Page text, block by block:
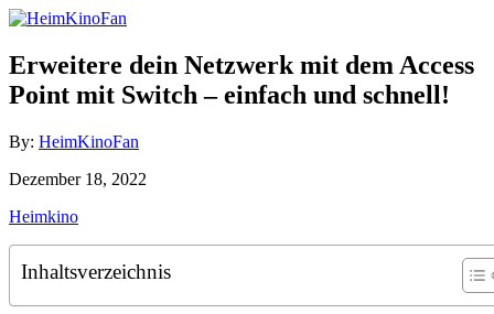
Skip
Content
Erweitere dein Netzwerk mit dem Access
Point mit Switch – einfach und schnell!
By: Author
HeimKinoFan
Posted
Dezember 18, 2022
Categories
Heimkino
Inhaltsverzeichnis